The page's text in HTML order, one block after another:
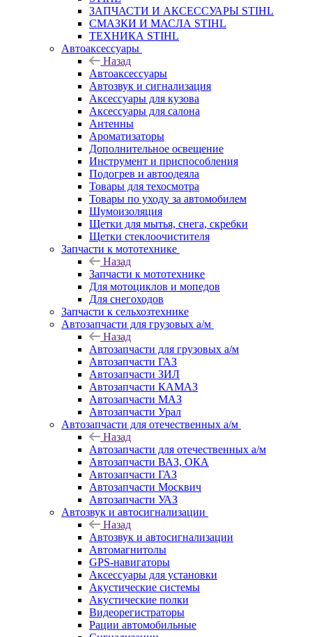
ЗАПЧАСТИ И АКСЕССУАРЫ STIHL
СМАЗКИ И МАСЛА STIHL
ТЕХНИКА STIHL
Автоаксессуары
Назад
Автоаксессуары
Автозвук и сигнализация
Аксессуары для кузова
Аксессуары для салона
Антенны
Ароматизаторы
Дополнительное освещение
Инструмент и приспособления
Подогрев и автоодеяла
Товары для техосмотра
Товары по уходу за автомобилем
Шумоизоляция
Щетки для мытья, снега, скребки
Щетки стеклоочистителя
Запчасти к мототехнике
Назад
Запчасти к мототехнике
Для мотоциклов и мопедов
Для снегоходов
Запчасти к сельхозтехнике
Автозапчасти для грузовых а/м
Назад
Автозапчасти для грузовых а/м
Автозапчасти ГАЗ
Автозапчасти ЗИЛ
Автозапчасти КАМАЗ
Автозапчасти МАЗ
Автозапчасти Урал
Автозапчасти для отечественных а/м
Назад
Автозапчасти для отечественных а/м
Автозапчасти ВАЗ, ОКА
Автозапчасти ГАЗ
Автозапчасти Москвич
Автозапчасти УАЗ
Автозвук и автосигнализации
Назад
Автозвук и автосигнализации
Автомагнитолы
GPS-навигаторы
Аксессуары для установки
Акустические системы
Акустические полки
Видеорегистраторы
Рации автомобильные